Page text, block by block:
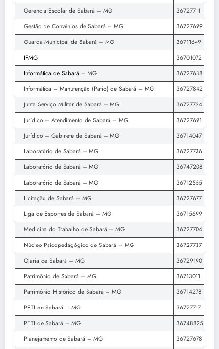
Gerencia Escolar de Sabará – MG
36727711
Gestão de Convênios de Sabará – MG
36727699
Guarda Municipal de Sabará – MG
36711649
IFMG
36701072
Informática de Sabará – MG
36727688
Informática – Manutenção (Patio) de Sabará – MG
36727842
Junta Serviço Militar de Sabará – MG
36727724
Jurídico – Atendimento de Sabará – MG
36727691
Jurídico – Gabinete de Sabará – MG
36714047
Laboratório de Sabará – MG
36727736
Laboratório de Sabará – MG
36747208
Laboratório de Sabará – MG
36712555
Licitação de Sabará – MG
36727677
Liga de Esportes de Sabará – MG
36715699
Medicina do Trabalho de Sabará – MG
36727704
Núcleo Psicopedagógico de Sabará – MG
36727737
Olaria de Sabará – MG
36729190
Patrimônio de Sabará – MG
36713011
Patrimônio Histórico de Sabará – MG
36714278
PETI de Sabará – MG
36727717
PETI de Sabará – MG
36748825
Planejamento de Sabará – MG
36727678